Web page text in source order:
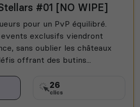
#01 [NO WIPE]
pour un PvP équilibré.
exclusifs viendront
sans oublier les châteaux
offrant des butins...
26
clics